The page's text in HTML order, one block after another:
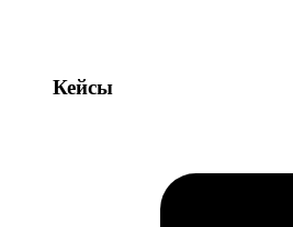
Кейсы
Кейсы